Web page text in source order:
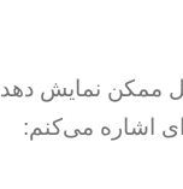
ممکن نمایش دهد
اشاره می‌کنم: